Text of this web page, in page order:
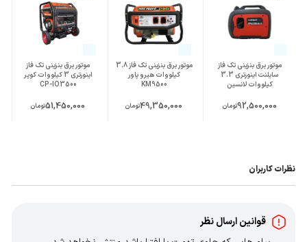
موتور برق بنزینی تک فاز
سایلنت اینورتری 3.3
کیلووات لانسین
92,500,000تومان
موتور برق بنزینی تک فاز 3.8
کیلووات هیرو پاور
KM9500
49,350,000تومان
موتور برق بنزینی تک فاز
اینورتری 3 کیلووات کوپر
CP-IO3500
51,450,000تومان
نظرات کاربران
قوانین ارسال نظر